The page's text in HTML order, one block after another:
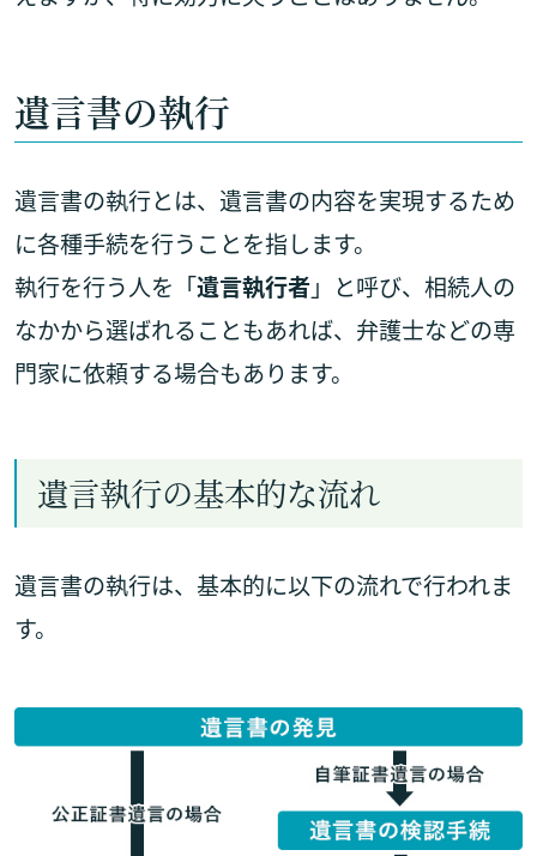
遺言書の執行
遺言書の執行とは、遺言書の内容を実現するため
に各種手続を行うことを指します。
執行を行う人を「遺言執行者」と呼び、相続人の
なかから選ばれることもあれば、弁護士などの専
門家に依頼する場合もあります。
遺言執行の基本的な流れ
遺言書の執行は、基本的に以下の流れで行われま
す。